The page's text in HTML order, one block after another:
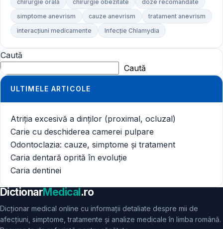
chirurgie orală
chirurgie obezitate
doze recomandate
simptome anevrism
cauze anevrism
tratament anevrism
interacțiuni medicamente
Infecție Chlamydia
Caută
Caută
ULTIMELE ARTICOLE
Atriția excesivă a dinților (proximal, ocluzal)
Carie cu deschiderea camerei pulpare
Odontoclazia: cauze, simptome și tratament
Caria dentară oprită în evoluție
Caria dentinei
DictionarMedical.ro
Dicționar medical online cu informații detaliate despre mii de
afecțiuni, simptome, tratamente și analize medicale în limba română.